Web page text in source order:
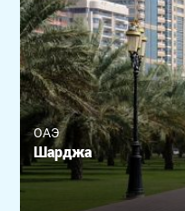
ОАЭ
Шарджа